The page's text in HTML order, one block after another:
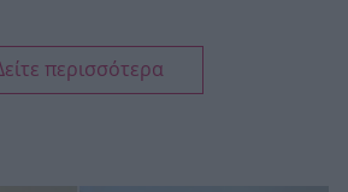
περισσότερα